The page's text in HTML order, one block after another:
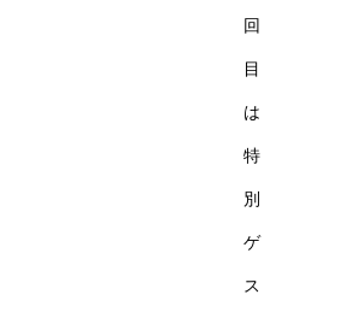
回
目
は
特
別
ゲ
ス